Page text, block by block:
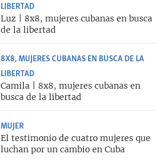
LIBERTAD
Luz | 8x8, mujeres cubanas en busca
de la libertad
8X8, MUJERES CUBANAS EN BUSCA DE LA
LIBERTAD
Camila | 8x8, mujeres cubanas en
busca de la libertad
MUJER
El testimonio de cuatro mujeres que
luchan por un cambio en Cuba